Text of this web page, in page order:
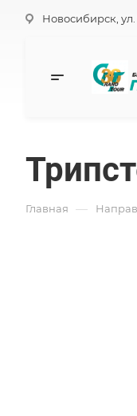
Новосибирск,
Главная —